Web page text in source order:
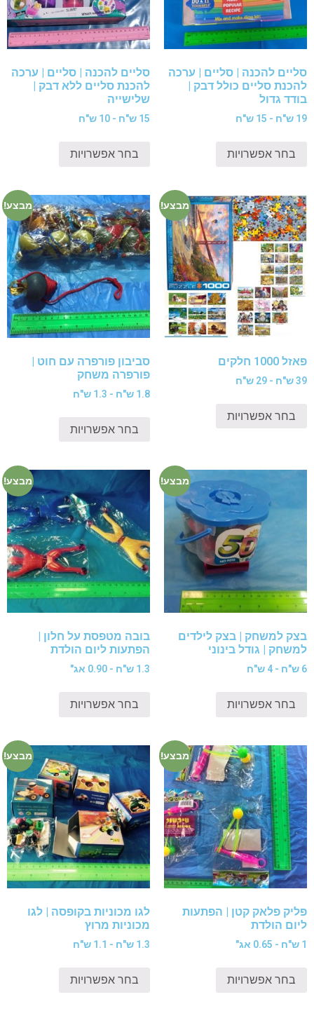
סליים להכנה | סליים | ערכה
להכנת סליים כולל דבק |
בודד גדול
19 ש"ח - 15 ש"ח
בחר אפשרויות
סליים להכנה | סליים | ערכה
להכנת סליים ללא דבק |
שלישייה
15 ש"ח - 10 ש"ח
בחר אפשרויות
מבצע!
פאזל 1000 חלקים
39 ש"ח - 29 ש"ח
בחר אפשרויות
מבצע!
סביבון פורפרה עם חוט |
פורפרה משחק
1.8 ש"ח - 1.3 ש"ח
בחר אפשרויות
מבצע!
בצק למשחק | בצק לילדים
למשחק | גודל בינוני
6 ש"ח - 4 ש"ח
בחר אפשרויות
מבצע!
בובה מטפסת על חלון |
הפתעות ליום הולדת
1.3 ש"ח - 0.90 אג"
בחר אפשרויות
מבצע!
פליק פלאק קטן | הפתעות
ליום הולדת
1 ש"ח - 0.65 אג"
בחר אפשרויות
מבצע!
לגו מכוניות בקופסה | לגו
מכוניות מרוץ
1.3 ש"ח - 1.1 ש"ח
בחר אפשרויות